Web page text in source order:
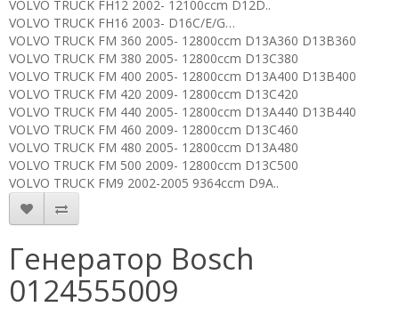
VOLVO TRUCK FH12 2002- 12100ccm D12D..
VOLVO TRUCK FH16 2003- D16C/E/G…
VOLVO TRUCK FM 360 2005- 12800ccm D13A360 D13B360
VOLVO TRUCK FM 380 2005- 12800ccm D13C380
VOLVO TRUCK FM 400 2005- 12800ccm D13A400 D13B400
VOLVO TRUCK FM 420 2009- 12800ccm D13C420
VOLVO TRUCK FM 440 2005- 12800ccm D13A440 D13B440
VOLVO TRUCK FM 460 2009- 12800ccm D13C460
VOLVO TRUCK FM 480 2005- 12800ccm D13A480
VOLVO TRUCK FM 500 2009- 12800ccm D13C500
VOLVO TRUCK FM9 2002-2005 9364ccm D9A..
Генератор Bosch
0124555009